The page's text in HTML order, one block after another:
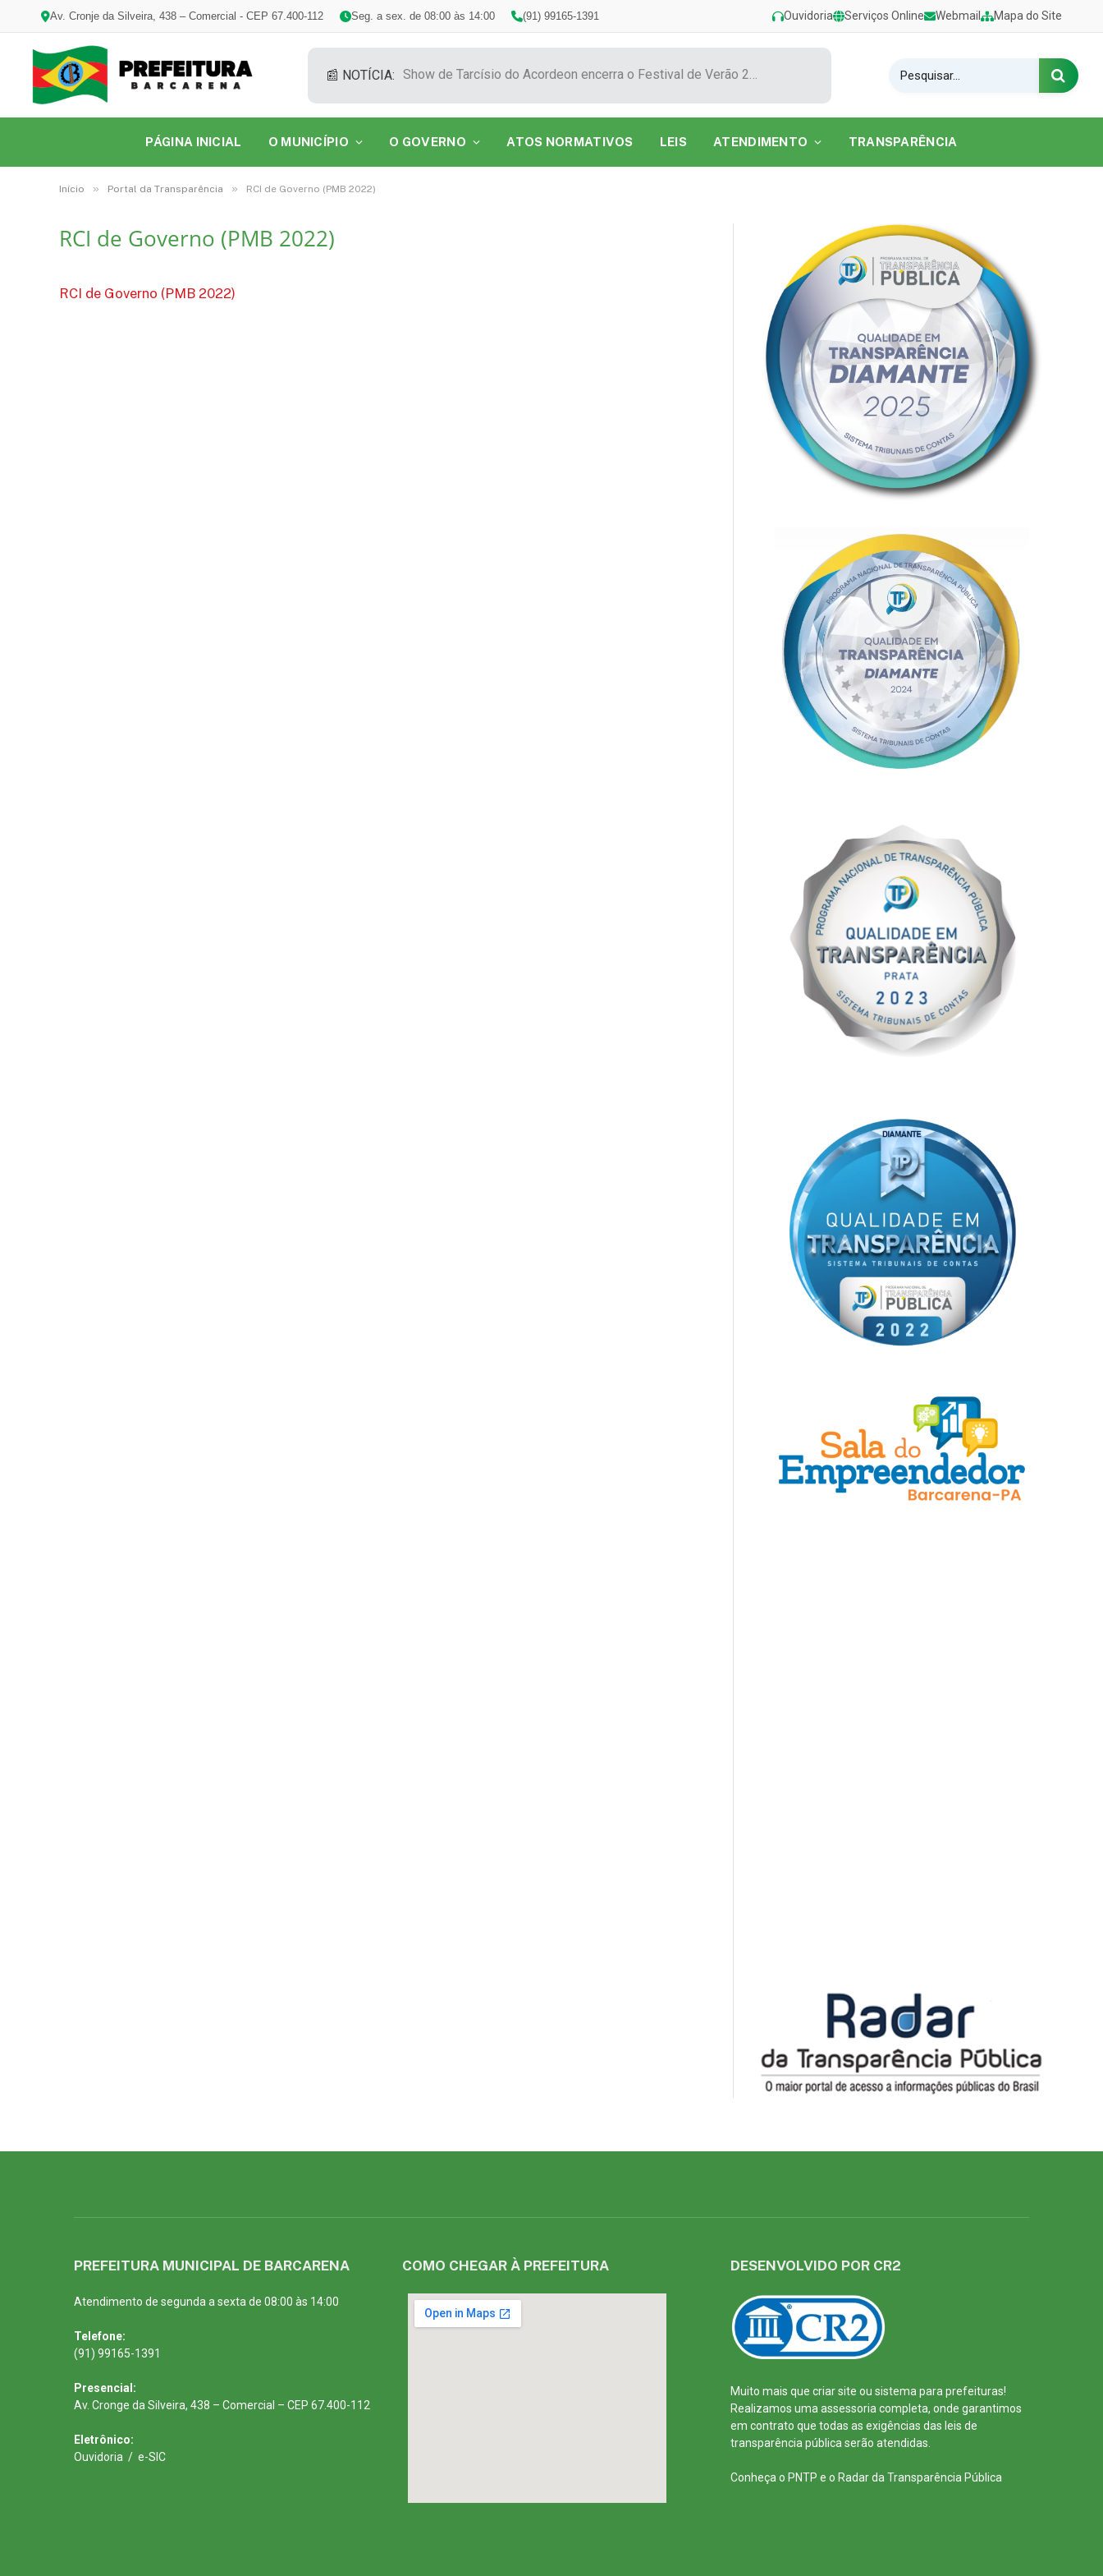
Av. Cronje da Silveira, 438 – Comercial - CEP 67.400-112 Seg. a sex. de 08:00 às 14:00 (91) 99165-1391 Ouvidoria Serviços Online Webmail Mapa do Site
📰 NOTÍCIA: Show de Tarcísio do Acordeon encerra o Festival de Verão 2026 na Praia do Caripi
PÁGINA INICIAL O MUNICÍPIO O GOVERNO ATOS NORMATIVOS LEIS ATENDIMENTO TRANSPARÊNCIA
Início » Portal da Transparência » RCI de Governo (PMB 2022)
RCI de Governo (PMB 2022)
RCI de Governo (PMB 2022)
PREFEITURA MUNICIPAL DE BARCARENA
Atendimento de segunda a sexta de 08:00 às 14:00
Telefone:
(91) 99165-1391
Presencial:
Av. Cronge da Silveira, 438 – Comercial – CEP 67.400-112
Eletrônico:
Ouvidoria / e-SIC
COMO CHEGAR À PREFEITURA DESENVOLVIDO POR CR2
Muito mais que criar site ou sistema para prefeituras!
Realizamos uma assessoria completa, onde garantimos
em contrato que todas as exigências das leis de
transparência pública serão atendidas.
Conheça o PNTP e o Radar da Transparência Pública